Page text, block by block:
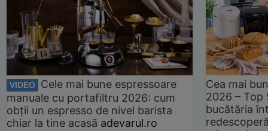
VIDEO
Cele mai bune espressoare
manuale cu portafiltru 2026: cum
obții un espresso de nivel barista
chiar la tine acasă adevarul.ro
Cea mai
2026 –
bucătăria